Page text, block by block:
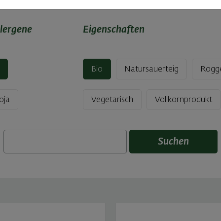
Eigenschaften
Bio Natursauerteig
Vegetarisch Vollkornprodukt
Suchen